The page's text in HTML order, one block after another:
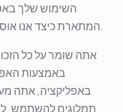
השימוש שלך
המתארת כיצד אנו אוספים, משתמשים וחושפים מידע אודותיך.
אתה שומר על כל
באמצעות
באפליקציה, אתה
תמלוגים להשתמש,